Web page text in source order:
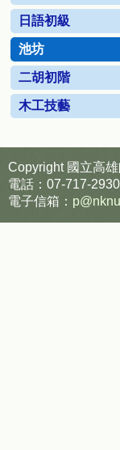
日語初級
池坊
二胡初階
木工技藝
Copyright 國立高
電話：07-717-
電子信箱：